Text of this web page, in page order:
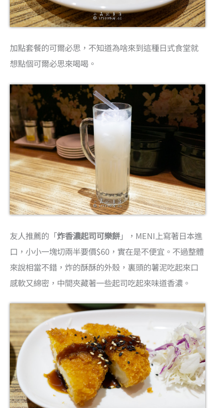
加點套餐的可爾必思，不知道為啥來到這種日式食堂就
想點個可爾必思來喝喝。
友人推薦的「炸香濃起司可樂餅」，MENI上寫著日本進
口，小小一塊切兩半要價$60，實在是不便宜。不過整體
來說相當不錯，炸的酥酥的外殼，裏頭的薯泥吃起來口
感軟又綿密，中間夾藏著一些起司吃起來味道香濃。